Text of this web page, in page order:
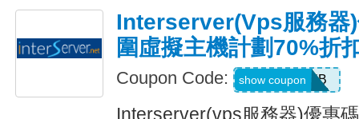
Interserver(vps服務器
圍虛擬主機計劃70%折
Coupon Code: HOSTWEB
show coupon
Interserver(vps服務器)優惠